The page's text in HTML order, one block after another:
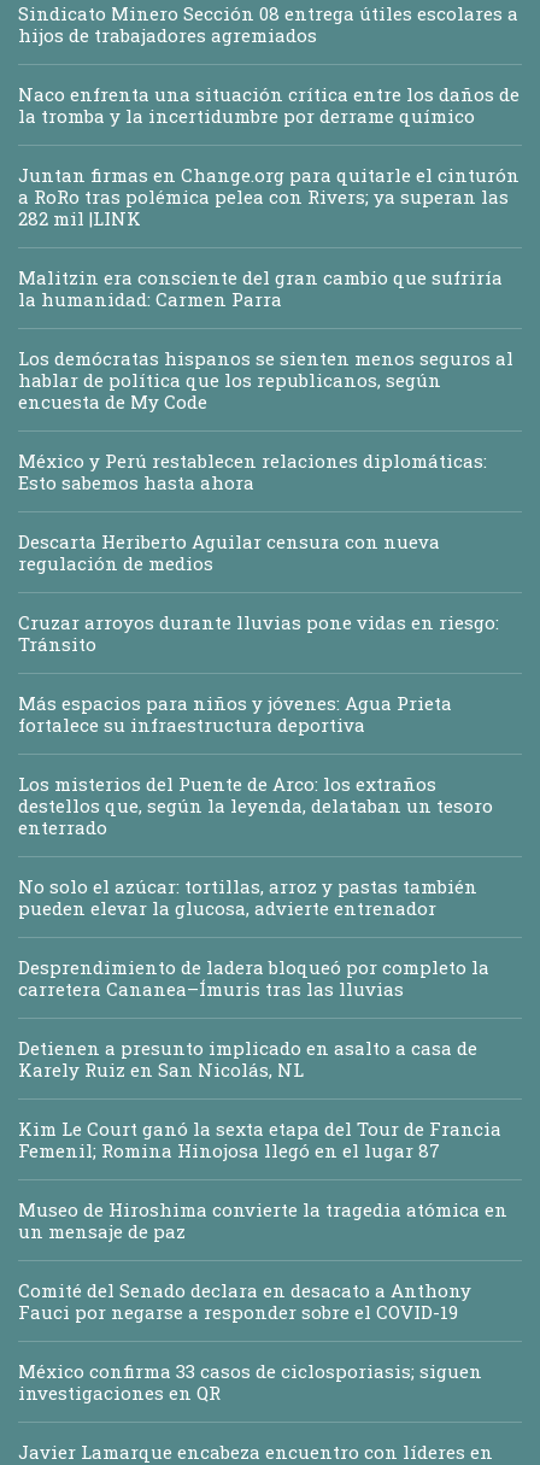
Sindicato Minero Sección 08 entrega útiles escolares a
hijos de trabajadores agremiados
Naco enfrenta una situación crítica entre los daños de
la tromba y la incertidumbre por derrame químico
Juntan firmas en Change.org para quitarle el cinturón
a RoRo tras polémica pelea con Rivers; ya superan las
282 mil |LINK
Malitzin era consciente del gran cambio que sufriría
la humanidad: Carmen Parra
Los demócratas hispanos se sienten menos seguros al
hablar de política que los republicanos, según
encuesta de My Code
México y Perú restablecen relaciones diplomáticas:
Esto sabemos hasta ahora
Descarta Heriberto Aguilar censura con nueva
regulación de medios
Cruzar arroyos durante lluvias pone vidas en riesgo:
Tránsito
Más espacios para niños y jóvenes: Agua Prieta
fortalece su infraestructura deportiva
Los misterios del Puente de Arco: los extraños
destellos que, según la leyenda, delataban un tesoro
enterrado
No solo el azúcar: tortillas, arroz y pastas también
pueden elevar la glucosa, advierte entrenador
Desprendimiento de ladera bloqueó por completo la
carretera Cananea–Ímuris tras las lluvias
Detienen a presunto implicado en asalto a casa de
Karely Ruiz en San Nicolás, NL
Kim Le Court ganó la sexta etapa del Tour de Francia
Femenil; Romina Hinojosa llegó en el lugar 87
Museo de Hiroshima convierte la tragedia atómica en
un mensaje de paz
Comité del Senado declara en desacato a Anthony
Fauci por negarse a responder sobre el COVID-19
México confirma 33 casos de ciclosporiasis; siguen
investigaciones en QR
Javier Lamarque encabeza encuentro con líderes en